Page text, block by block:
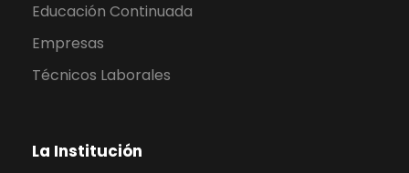
Educación Continuada
Empresas
Técnicos Laborales
La Institución